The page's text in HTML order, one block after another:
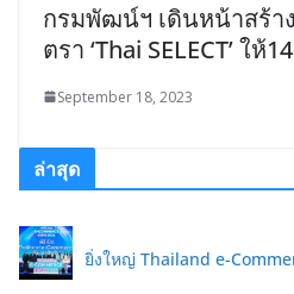
กรมพัฒน์ฯ เดินหน้าสร้า
ตรา ‘Thai SELECT’ ให้
September 18, 2023
ล่าสุด
ยิ่งใหญ่ Thailand e-